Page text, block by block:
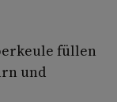
füllen
und